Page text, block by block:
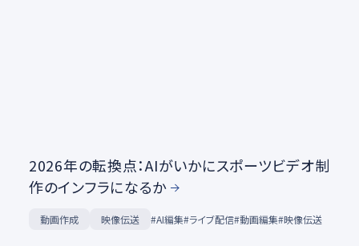
2026年の転換点：AIがいかにスポーツビデオ制
作のインフラになるか
動画作成 映像伝送 #AI編集#ライブ配信#動画編集#映像伝送